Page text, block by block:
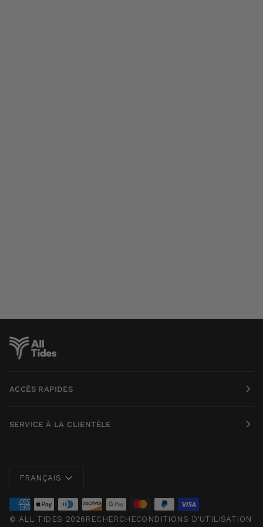
ACCÈS RAPIDES
SERVICE À LA CLIENTÈLE
FRANÇAIS
© ALL TIDES 2026 RECHERCHECONDITIONS D'UTILISATION